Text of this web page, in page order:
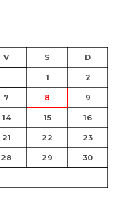
V S D
1 2
7 8 9
14 15 16
21 22 23
28 29 30